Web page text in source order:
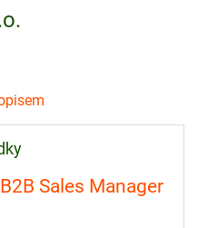
Sales Manager